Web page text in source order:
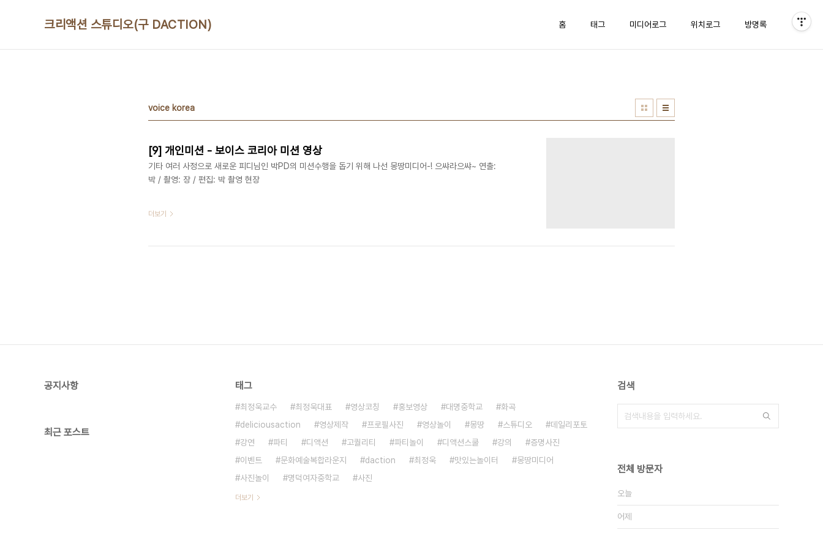
크리액션 스튜디오(구 DACTION) 홈 태그 미디어로그 위치로그 방명록
voice korea
[9] 개인미션 - 보이스 코리아 미션 영상
기타 여러 사정으로 새로운 피디님인 박PD의 미션수행을 돕기 위해 나선 몽땅미디어-! 으쌰라으쌰~ 연출:
박 / 촬영: 장 / 편집: 박 촬영 현장
더보기
공지사항
최근 포스트
태그
최정욱교수 최정욱대표 영상코칭 홍보영상 대명중학교
화곡
deliciousaction
영상제작 프로필사진 영상놀이 몽땅 스튜디오
데일리포토
강연
파티 디액션 고퀄리티 파티놀이 디액션스쿨 강의
증명사진
이벤트
문화예술복합라운지 daction 최정욱 맛있는놀이터
몽땅미디어
사진놀이
명덕여자중학교 사진
더보기
검색
전체 방문자
오늘
어제